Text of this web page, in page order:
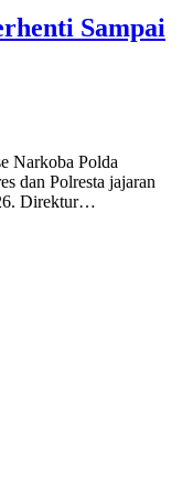
Sampai
Narkoba Polda
dan Polresta jajaran
Direktur…